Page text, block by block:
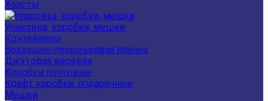
Холсты
Упаковка, коробки, мешки
Контейнеры
Воздушно-пузырьковая плёнка
Джутовая веревка
Коробки почтовые
Крафт коробки, подарочные
Мешки